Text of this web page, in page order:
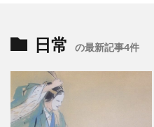
日常 の最新記事4件